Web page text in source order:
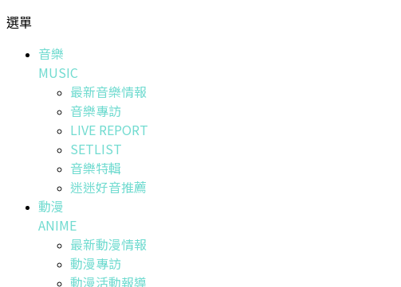
選單
音樂
MUSIC
最新音樂情報
音樂專訪
LIVE REPORT
SETLIST
音樂特輯
迷迷好音推薦
動漫
ANIME
最新動漫情報
動漫專訪
動漫活動報導